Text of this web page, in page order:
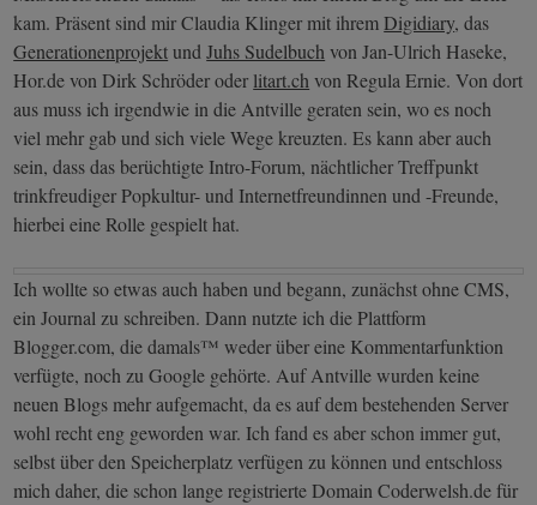
kam. Präsent sind mir Claudia Klinger mit ihremDigidiary, das
GenerationenprojektundJuhs Sudelbuchvon Jan-Ulrich Haseke,
Hor.de von Dirk Schröder oder litart.chvon Regula Ernie. Von dort
aus muss ich irgendwie in die Antville geraten sein, wo es noch
viel mehr gab und sich viele Wege kreuzten. Es kann aber auch
sein, dass das berüchtigte Intro-Forum, nächtlicher Treffpunkt
trinkfreudiger Popkultur- und Internetfreundinnen und -Freunde,
hierbei eine Rolle gespielt hat.
Ich wollte so etwas auch haben und begann, zunächst ohne CMS,
ein Journal zu schreiben. Dann nutzte ich die Plattform
Blogger.com, die damals™ weder über eine Kommentarfunktion
verfügte, noch zu Google gehörte. Auf Antville wurden keine
neuen Blogs mehr aufgemacht, da es auf dem bestehenden Server
wohl recht eng geworden war. Ich fand es aber schon immer gut,
selbst über den Speicherplatz verfügen zu können und entschloss
mich daher, die schon lange registrierte Domain Coderwelsh.de für